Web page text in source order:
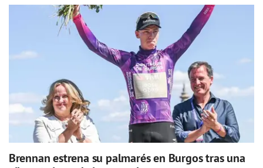
Brennan estrena su palmarés en Burgos tras una